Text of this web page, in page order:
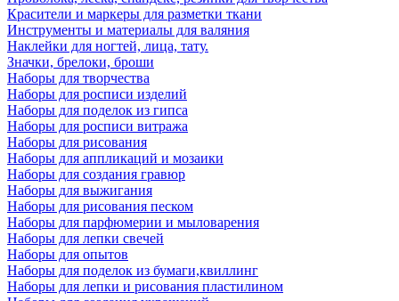
Красители и маркеры для разметки ткани
Инструменты и материалы для валяния
Наклейки для ногтей, лица, тату.
Значки, брелоки, броши
Наборы для творчества
Наборы для росписи изделий
Наборы для поделок из гипса
Наборы для росписи витража
Наборы для рисования
Наборы для аппликаций и мозаики
Наборы для создания гравюр
Наборы для выжигания
Наборы для рисования песком
Наборы для парфюмерии и мыловарения
Наборы для лепки свечей
Наборы для опытов
Наборы для поделок из бумаги,квиллинг
Наборы для лепки и рисования пластилином